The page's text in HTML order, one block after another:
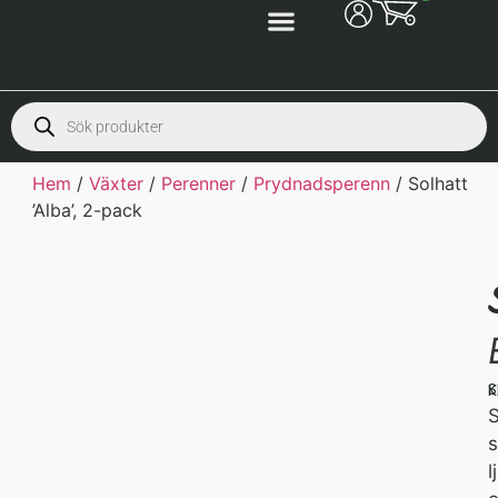
Hem /Växter / Perenner / Prydnadsperenn / Solhatt
’Alba’, 2-pack